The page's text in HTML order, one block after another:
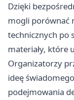
Dzięki
mogli porównać
technicznych po
materiały, które
Organizatorzy
ideę
podejmowania